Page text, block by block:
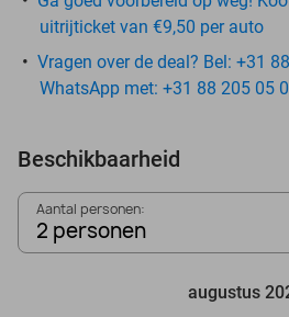
uitrijticket van €9,50 per auto
Vragen over de deal? Bel: +31
WhatsApp met: +31 88 205 05
Beschikbaarheid
Aantal personen:
2 personen
augustus